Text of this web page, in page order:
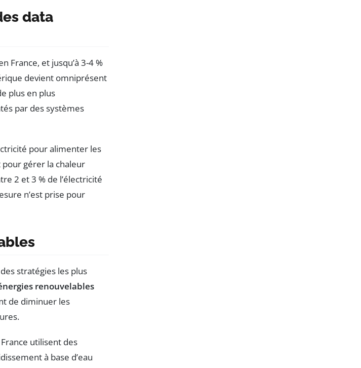
data
France, et jusqu’à 3-4 %
devient omniprésent
plus en plus
par des systèmes
pour alimenter les
gérer la chaleur
2 et 3 % de l’électricité
n’est prise pour
stratégies les plus
renouvelables
de diminuer les
France utilisent des
à base d’eau